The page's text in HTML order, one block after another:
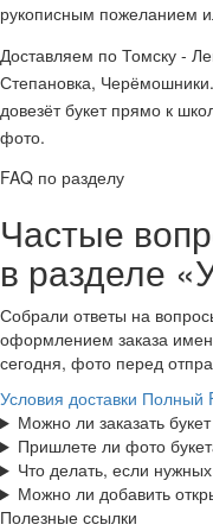
рукописным пожеланием
Доставляем по Томску -
Степановка,
довезёт букет прямо к
фото.
FAQ по разделу
Частые
в разделе
Собрали ответы на
оформлением заказа
сегодня, фото перед
Условия доставки Полный
Можно ли заказать
Пришлете ли фото
Что делать, если
Можно ли добавить
Полезные ссылки